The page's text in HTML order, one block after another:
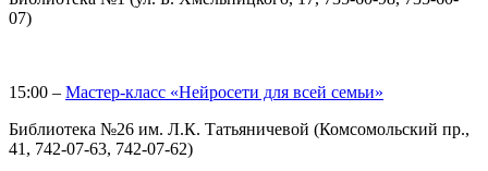
07)
15:00 – Мастер-класс «Нейросети для всей семьи»
Библиотека №26 им. Л.К. Татьяничевой (Комсомольский пр.,
41, 742-07-63, 742-07-62)